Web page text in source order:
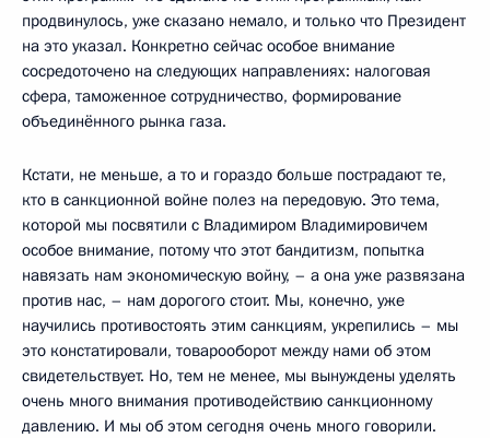
продвинулось, уже сказано немало, и только что Президент
на это указал. Конкретно сейчас особое внимание
сосредоточено на следующих направлениях: налоговая
сфера, таможенное сотрудничество, формирование
объединённого рынка газа.
Кстати, не меньше, а то и гораздо больше пострадают те,
кто в санкционной войне полез на передовую. Это тема,
которой мы посвятили с Владимиром Владимировичем
особое внимание, потому что этот бандитизм, попытка
навязать нам экономическую войну, – а она уже развязана
против нас, – нам дорогого стоит. Мы, конечно, уже
научились противостоять этим санкциям, укрепились – мы
это констатировали, товарооборот между нами об этом
свидетельствует. Но, тем не менее, мы вынуждены уделять
очень много внимания противодействию санкционному
давлению. И мы об этом сегодня очень много говорили.